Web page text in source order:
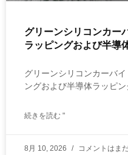
グリーンシリコンカー
ラッピングおよび半導
グリーンシリコンカーバ
ングおよび半導体ラッピ
続きを読む "
8月 10, 2026 コメントはま